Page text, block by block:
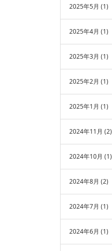
2025年5月 (1)
2025年4月 (1)
2025年3月 (1)
2025年2月 (1)
2025年1月 (1)
2024年11月 (2)
2024年10月 (1)
2024年8月 (2)
2024年7月 (1)
2024年6月 (1)